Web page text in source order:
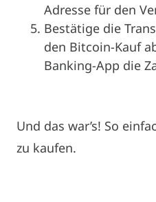
Adresse für den
Bestätige die
den Bitcoin-Kauf
Banking-App die
Und das war’s! So
zu kaufen.